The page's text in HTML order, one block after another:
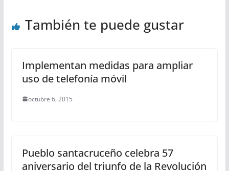
También te puede gustar
Implementan medidas para ampliar
uso de telefonía móvil
octubre 6, 2015
Pueblo santacruceño celebra 57
aniversario del triunfo de la Revolución